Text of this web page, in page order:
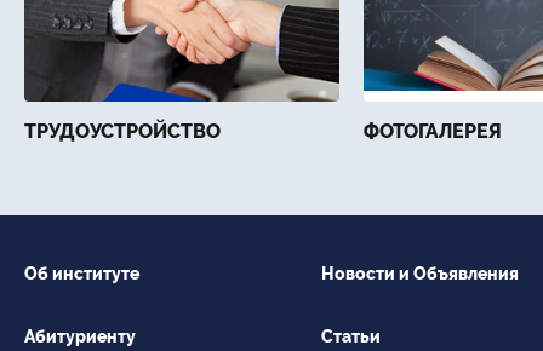
ТРУДОУСТРОЙСТВО ФОТОГАЛЕРЕЯ
Об институте
Абитуриенту
Новости и Объявления
Статьи